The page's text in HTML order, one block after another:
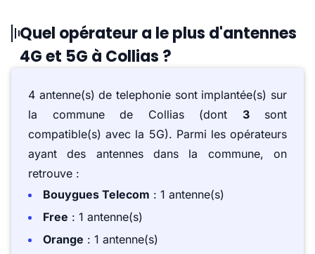
Quel opérateur a le plus d'antennes
4G et 5G à Collias ?
4 antenne(s) de telephonie sont implantée(s) sur
la commune de Collias (dont 3sont
compatible(s) avec la 5G). Parmi les opérateurs
ayant des antennes dans la commune, on
retrouve :
Bouygues Telecom : 1 antenne(s)
Free : 1 antenne(s)
Orange : 1 antenne(s)